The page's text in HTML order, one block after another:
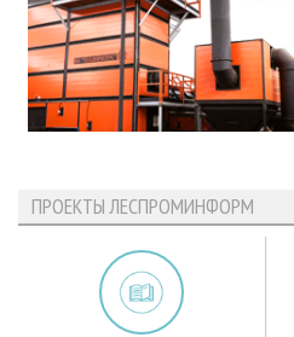
ПРОЕКТЫ ЛЕСПРОМИНФОРМ